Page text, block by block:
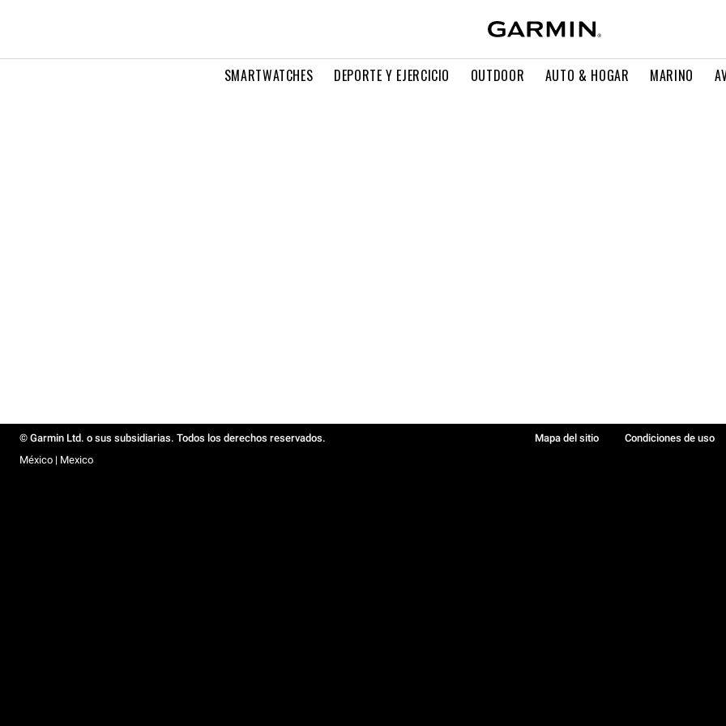
SMARTWATCHES DEPORTE Y EJERCICIO OUTDOOR AUTO & HOGAR MARINO
© Garmin Ltd. o sus subsidiarias. Todos los derechos reservados. Mapa del sitio Condiciones de uso
México | Mexico